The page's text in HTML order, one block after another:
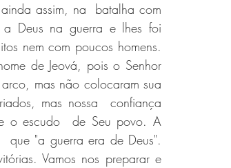
assim, na  batalha com
Deus na guerra e lhes foi
nem com poucos homens.
de Jeová, pois o Senhor
mas não colocaram sua
mas nossa  confiança
o escudo  de Seu povo. A
que "a guerra era de Deus".
Vamos nos preparar e